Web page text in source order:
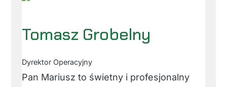
Tomasz Grobelny
Dyrektor Operacyjny
Pan Mariusz to świetny i profesjonalny